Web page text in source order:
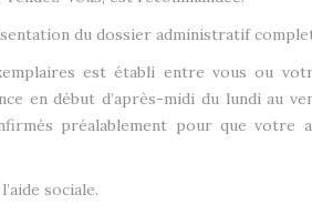
du dossier administratif
est établi entre vous ou
en début d’après-midi du lundi au
préalablement pour que votre
sociale.